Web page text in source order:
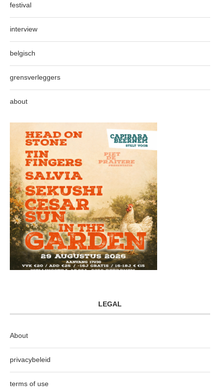
festival
interview
belgisch
grensverleggers
about
LEGAL
About
privacybeleid
terms of use